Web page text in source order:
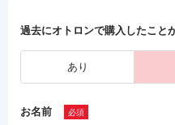
過去にオトロンで購入したこと
あり
お名前